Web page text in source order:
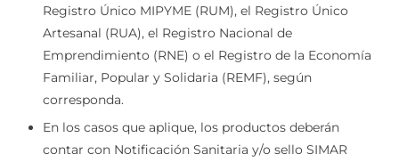
Registro Único MIPYME (RUM), el Registro Único
Artesanal (RUA), el Registro Nacional de
Emprendimiento (RNE) o el Registro de la Economía
Familiar, Popular y Solidaria (REMF), según
corresponda.
En los casos que aplique, los productos deberán
contar con Notificación Sanitaria y/o sello SIMAR